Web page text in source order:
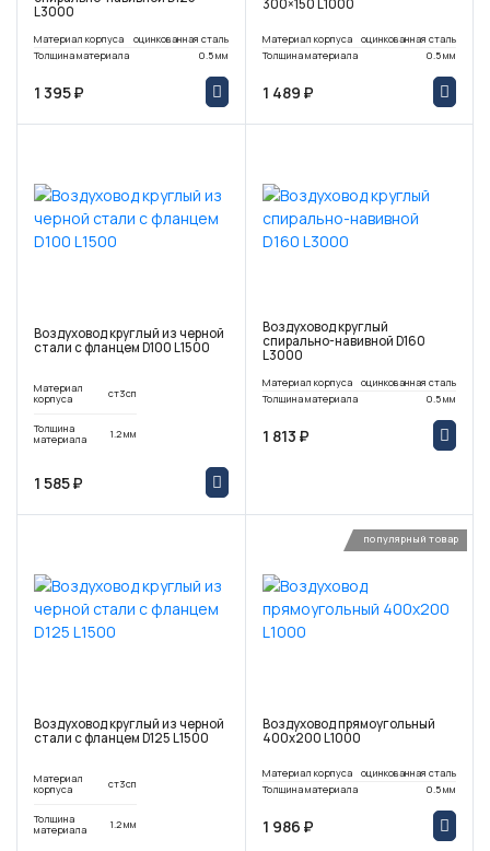
L3000
Материал корпуса
оцинкованная сталь
Толщина материала
0.5 мм
1 395 ₽
300×150 L1000
Материал корпуса
оцинкованная сталь
Толщина материала
0.5 мм
1 489 ₽
Воздуховод круглый из черной
стали с фланцем D100 L1500
Материал
корпуса ст3сп
Толщина
материала 1.2 мм
1 585 ₽
Воздуховод круглый
спирально-навивной D160
L3000
Материал корпуса
оцинкованная сталь
Толщина материала
0.5 мм
1 813 ₽
Воздуховод круглый из черной
стали с фланцем D125 L1500
Материал
корпуса ст3сп
Толщина
материала 1.2 мм
популярный товар
Воздуховод прямоугольный
400х200 L1000
Материал корпуса
оцинкованная сталь
Толщина материала
0.5 мм
1 986 ₽